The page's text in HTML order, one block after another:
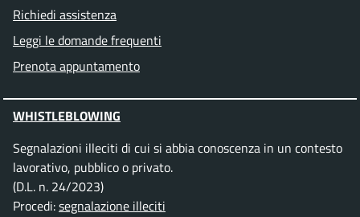
Richiedi assistenza
Leggi le domande frequenti
Prenota appuntamento
WHISTLEBLOWING
Segnalazioni illeciti di cui si abbia conoscenza in un contesto
lavorativo, pubblico o privato.
(D.L. n. 24/2023)
Procedi:segnalazione illeciti